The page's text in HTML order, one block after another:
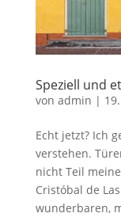
Speziell und
von admin |
Echt jetzt? Ich
verstehen.
nicht Teil
Cristóbal de
wunderbaren,